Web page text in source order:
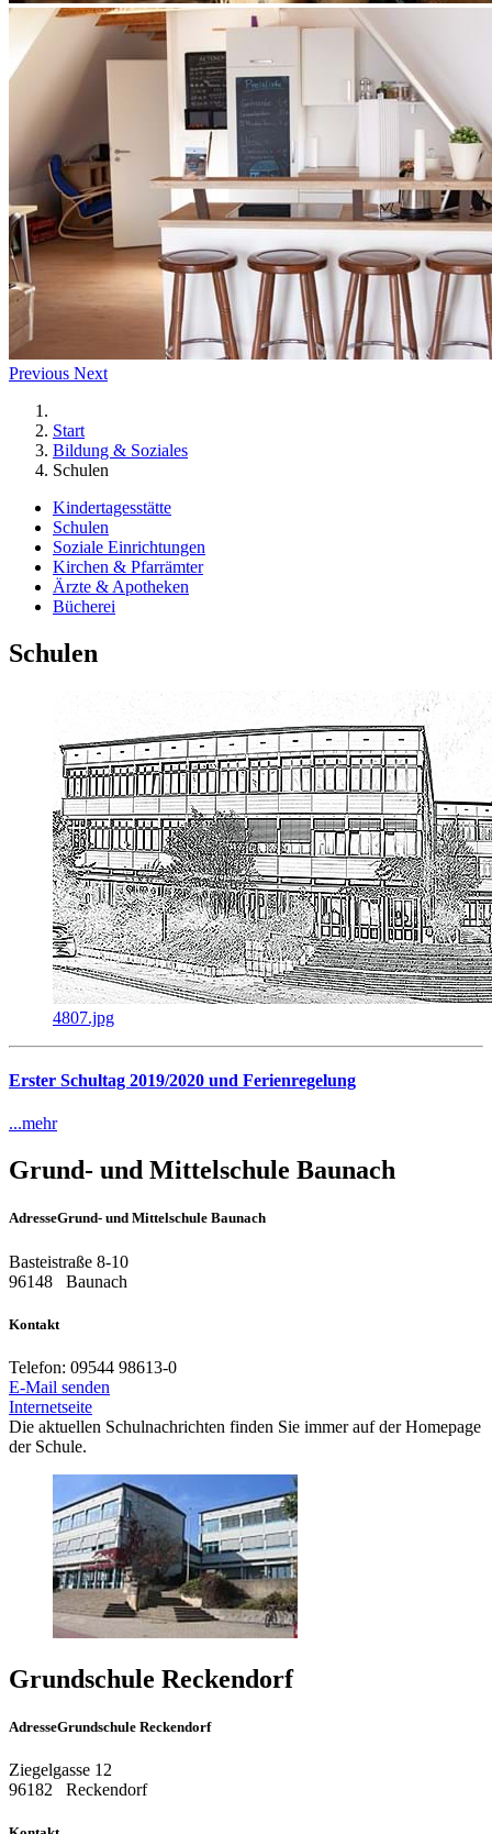
Previous Next
Start
Bildung & Soziales
Schulen
Kindertagesstätte
Schulen
Soziale Einrichtungen
Kirchen & Pfarrämter
Ärzte & Apotheken
Bücherei
Schulen
4807.jpg
Erster Schultag 2019/2020 und Ferienregelung
...mehr
Grund- und Mittelschule Baunach
AdresseGrund- und Mittelschule Baunach
Basteistraße 8-10
96148
Baunach
Kontakt
Telefon: 09544 98613-0
E-Mail senden
Internetseite
Die aktuellen Schulnachrichten finden Sie immer auf der Homepage
der Schule.
Grundschule Reckendorf
AdresseGrundschule Reckendorf
Ziegelgasse 12
96182
Reckendorf